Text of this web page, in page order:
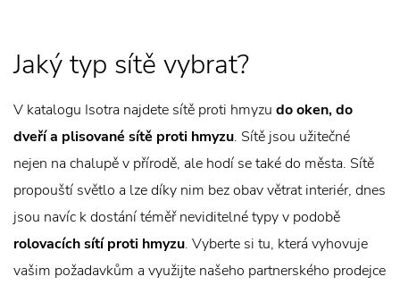
Jaký typ sítě vybrat?
V katalogu Isotra najdete sítě proti hmyzu do oken, do
dveří a plisované sítě proti hmyzu. Sítě jsou užitečné
nejen na chalupě v přírodě, ale hodí se také do města. Sítě
propouští světlo a lze díky nim bez obav větrat interiér, dnes
jsou navíc k dostání téměř neviditelné typy v podobě
rolovacích sítí proti hmyzu. Vyberte si tu, která vyhovuje
vašim požadavkům a využijte našeho partnerského prodejce